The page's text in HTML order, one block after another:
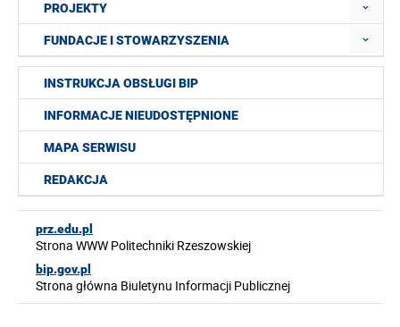
PROJEKTY
FUNDACJE I STOWARZYSZENIA
INSTRUKCJA OBSŁUGI BIP
INFORMACJE NIEUDOSTĘPNIONE
MAPA SERWISU
REDAKCJA
prz.edu.pl
Strona WWW Politechniki Rzeszowskiej
bip.gov.pl
Strona główna Biuletynu Informacji Publicznej